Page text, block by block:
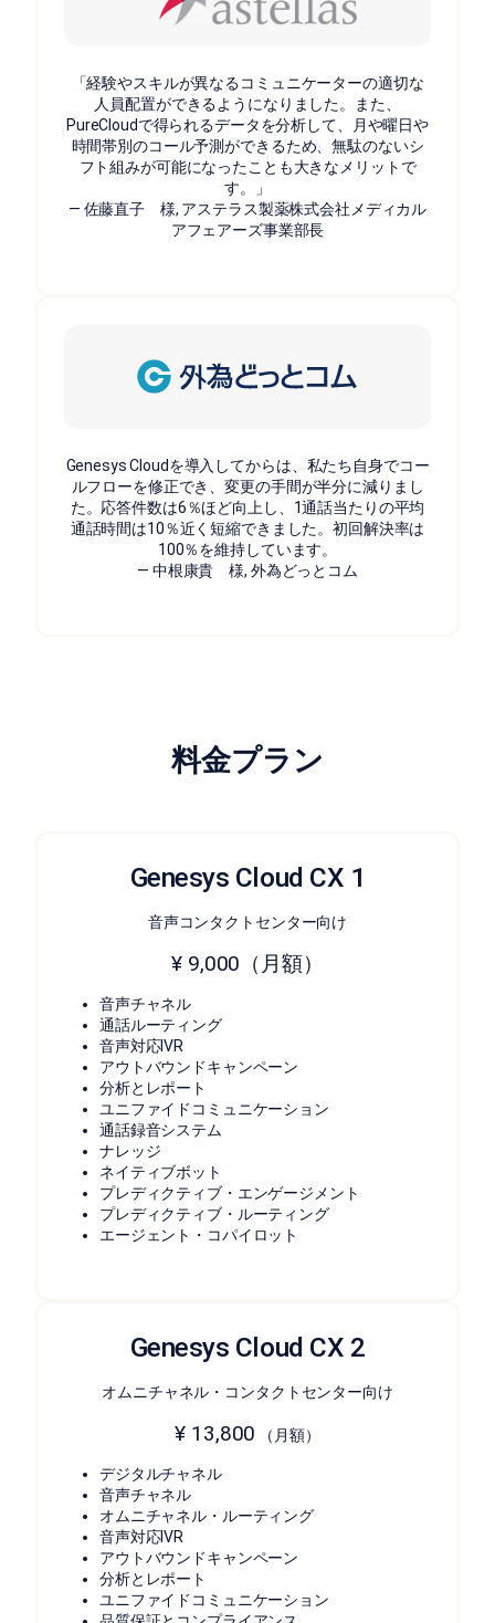
「経験やスキルが異なるコミュニケーターの適切な
人員配置ができるようになりました。また、
PureCloudで得られるデータを分析して、月や曜日や
時間帯別のコール予測ができるため、無駄のないシ
フト組みが可能になったことも大きなメリットで
す。」
— 佐藤直子 様, アステラス製薬株式会社メディカル
アフェアーズ事業部長
Genesys Cloudを導入してからは、私たち自身でコー
ルフローを修正でき、変更の手間が半分に減りまし
た。応答件数は6％ほど向上し、1通話当たりの平均
通話時間は10％近く短縮できました。初回解決率は
100％を維持しています。
— 中根康貴 様, 外為どっとコム
料金プラン
Genesys Cloud CX 1
音声コンタクトセンター向け
¥ 9,000（月額）
音声チャネル
通話ルーティング
音声対応IVR
アウトバウンドキャンペーン
分析とレポート
ユニファイドコミュニケーション
通話録音システム
ナレッジ
ネイティブボット
プレディクティブ・エンゲージメント
プレディクティブ・ルーティング
エージェント・コパイロット
Genesys Cloud CX 2
オムニチャネル・コンタクトセンター向け
¥ 13,800 （月額）
デジタルチャネル
音声チャネル
オムニチャネル・ルーティング
音声対応IVR
アウトバウンドキャンペーン
分析とレポート
ユニファイドコミュニケーション